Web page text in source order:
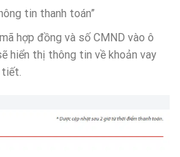
tin thanh toán”
hợp đồng và số CMND vào ô
hiển thị thông tin về khoản vay